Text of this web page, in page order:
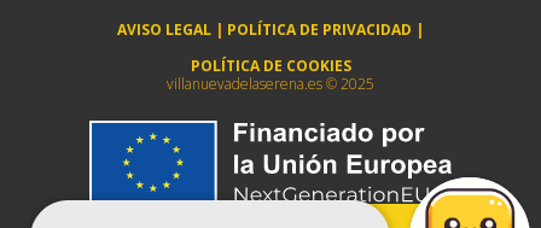
AVISO LEGAL | POLÍTICA DE PRIVACIDAD |
POLÍTICA DE COOKIES
villanuevadelaserena.es © 2025